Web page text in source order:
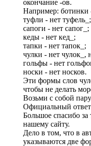
окончание -ов.
Например: ботинки
туфли - нет туфель_;
сапоги - нет сапог_;
кеды - нет кед_;
тапки - нет тапок_;
чулки - нет чулок_,
гольфы - нет
носки - нет носков.
Эти формы слов
чтобы не делать
Возьми с собой
Официальный
Большое спасибо за
нашему сайту.
Дело в том, что в
указываются две